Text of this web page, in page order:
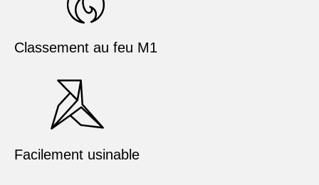
Classement au feu M1
Facilement usinable